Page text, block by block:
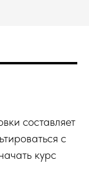
составляет
с
курс